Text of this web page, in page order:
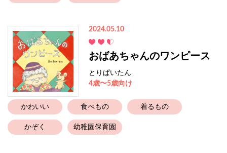
2024.05.10
おばあちゃんのワンピース
とりぱいたん
4歳〜5歳向け
かわいい 食べもの 着るもの
かぞく 幼稚園保育園